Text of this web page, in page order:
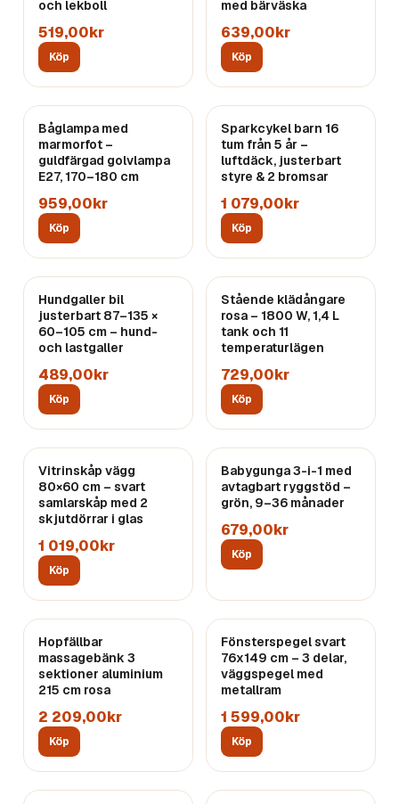
och lekboll
519,00kr
Köp
med bärväska
639,00kr
Köp
Båglampa med
marmorfot –
guldfärgad golvlampa
E27, 170–180 cm
959,00kr
Köp
Sparkcykel barn 16
tum från 5 år –
luftdäck, justerbart
styre & 2 bromsar
1 079,00kr
Köp
Hundgaller bil
justerbart 87–135 ×
60–105 cm – hund-
och lastgaller
489,00kr
Köp
Stående klädångare
rosa – 1800 W, 1,4 L
tank och 11
temperaturlägen
729,00kr
Köp
Vitrinskåp vägg
80×60 cm – svart
samlarskåp med 2
skjutdörrar i glas
1 019,00kr
Köp
Babygunga 3-i-1 med
avtagbart ryggstöd –
grön, 9–36 månader
679,00kr
Köp
Hopfällbar
massagebänk 3
sektioner aluminium
215 cm rosa
2 209,00kr
Köp
Fönsterspegel svart
76x149 cm – 3 delar,
väggspegel med
metallram
1 599,00kr
Köp